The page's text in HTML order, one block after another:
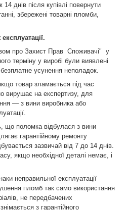
днів після купівлі повернути
збережені товарні пломби,
про Захист Прав Споживачі" у
терміну у виробі були виявлені
усунення неполадок.
товар зламається під час
вирушає на експертизу, для
— з вини виробника або
що поломка відбулася з вини
гарантійному ремонту
зазвичай від 7 до 14 днів.
якщо необхідної деталі немає, і
неправильної експлуатації
пломб так само використання
не передбачених
з гарантійного